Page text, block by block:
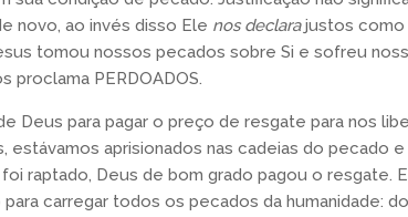
novo, ao invés disso Ele nos declarajustos como
tomou nossos pecados sobre Si e sofreu
proclama PERDOADOS.
Deus para pagar o preço de resgate para nos
estávamos aprisionados nas cadeias do pecado
raptado, Deus de bom grado pagou o resgate.
para carregar todos os pecados da humanidade: